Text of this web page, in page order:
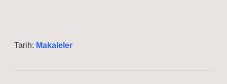
Tarih: Makaleler